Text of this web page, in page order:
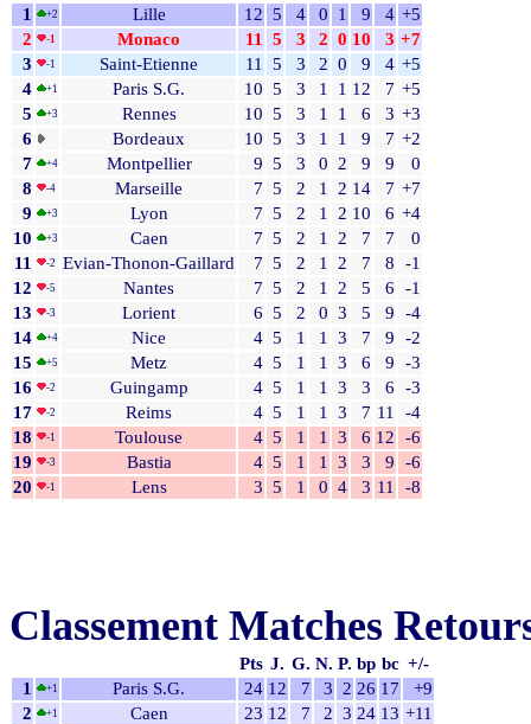
1
+2 Lille 12 5 4 0 1 9 4 +5
2
-1 Monaco 11 5 3 2 0 10 3 +7
3
-1 Saint-Etienne 11 5 3 2 0 9 4 +5
4
+1 Paris S.G. 10 5 3 1 1 12 7 +5
5
+3 Rennes 10 5 3 1 1 6 3 +3
6
Bordeaux 10 5 3 1 1 9 7 +2
7
+4 Montpellier 9 5 3 0 2 9 9
0
8
-4 Marseille 7 5 2 1 2 14 7 +7
9
+3 Lyon 7 5 2 1 2 10 6 +4
10
+3 Caen 7 5 2 1 2 7 7
0
11
-2 Evian-Thonon-Gaillard 7 5 2 1 2 7 8
-1
12
-5 Nantes 7 5 2 1 2 5 6
-1
13
-3 Lorient 6 5 2 0 3 5 9
-4
14
+4 Nice 4 5 1 1 3 7 9
-2
15
+5 Metz 4 5 1 1 3 6 9
-3
16
-2 Guingamp 4 5 1 1 3 3 6
-3
17
-2 Reims 4 5 1 1 3 7 11
-4
18
-1 Toulouse 4 5 1 1 3 6 12
-6
19
-3 Bastia 4 5 1 1 3 3 9
-6
20
-1 Lens 3 5 1 0 4 3 11 -8
Classement Matches
Pts J. G. N. P. bp bc +/-
1
+1 Paris S.G. 24 12 7 3 2 26 17
+9
2
+1 Caen 23 12 7 2 3 24 13 +11